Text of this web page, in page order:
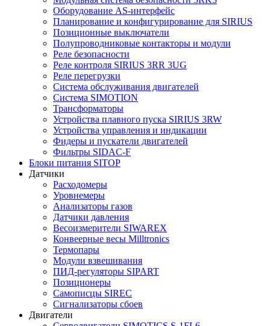
Оборудование AS-интерфейс
Планирование и конфигурирование для SIRIUS
Позиционные выключатели
Полупроводниковые контакторы и модули
Реле безопасности
Реле контроля SIRIUS 3RR 3UG
Реле перегрузки
Сиcтема обслуживания двигателей
Система SIMOTION
Трансформаторы
Устройства плавного пуска SIRIUS 3RW
Устройства управления и индикации
Фидеры и пускатели двигателей
Фильтры SIDAC-F
Блоки питания SITOP
Датчики
Расходомеры
Уровнемеры
Анализаторы газов
Датчики давления
Весоизмерители SIWAREX
Конвеерные весы Milltronics
Термопары
Модули взвешивания
ПИД-регуляторы SIPART
Позиционеры
Самописцы SIREC
Сигнализаторы сбоев
Двигатели